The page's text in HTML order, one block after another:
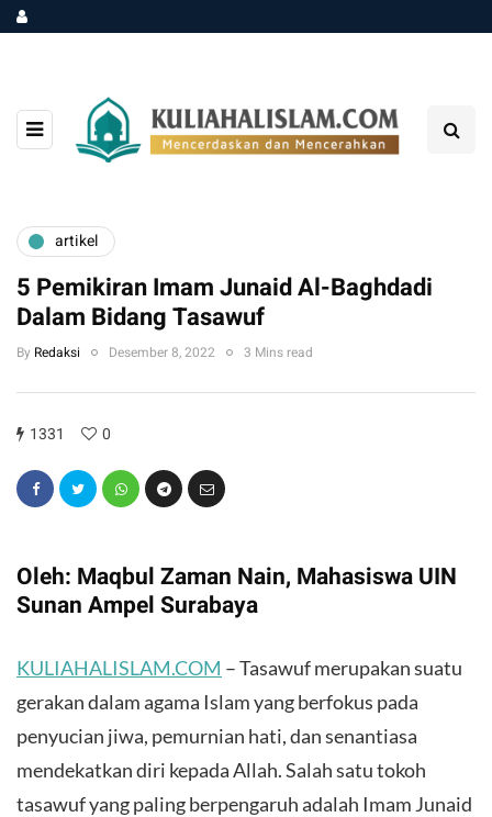
artikel
5 Pemikiran Imam Junaid Al-Baghdadi
Dalam Bidang Tasawuf
By Redaksi Desember 8, 2022 3 Mins read
1331 0
Oleh: Maqbul Zaman Nain, Mahasiswa UIN
Sunan Ampel Surabaya
KULIAHALISLAM.COM – Tasawuf merupakan suatu
gerakan dalam agama Islam yang berfokus pada
penyucian jiwa, pemurnian hati, dan senantiasa
mendekatkan diri kepada Allah. Salah satu tokoh
tasawuf yang paling berpengaruh adalah Imam Junaid